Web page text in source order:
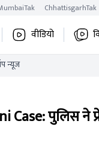
ChhattisgarhTak
वीडियो
न्यूज
Case: पुलिस ने